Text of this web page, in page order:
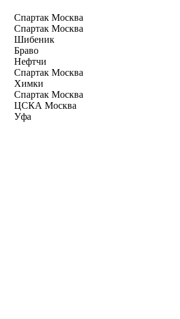
Спартак Москва
Спартак Москва
Шибеник
Браво
Нефтчи
Спартак Москва
Химки
Спартак Москва
ЦСКА Москва
Уфа